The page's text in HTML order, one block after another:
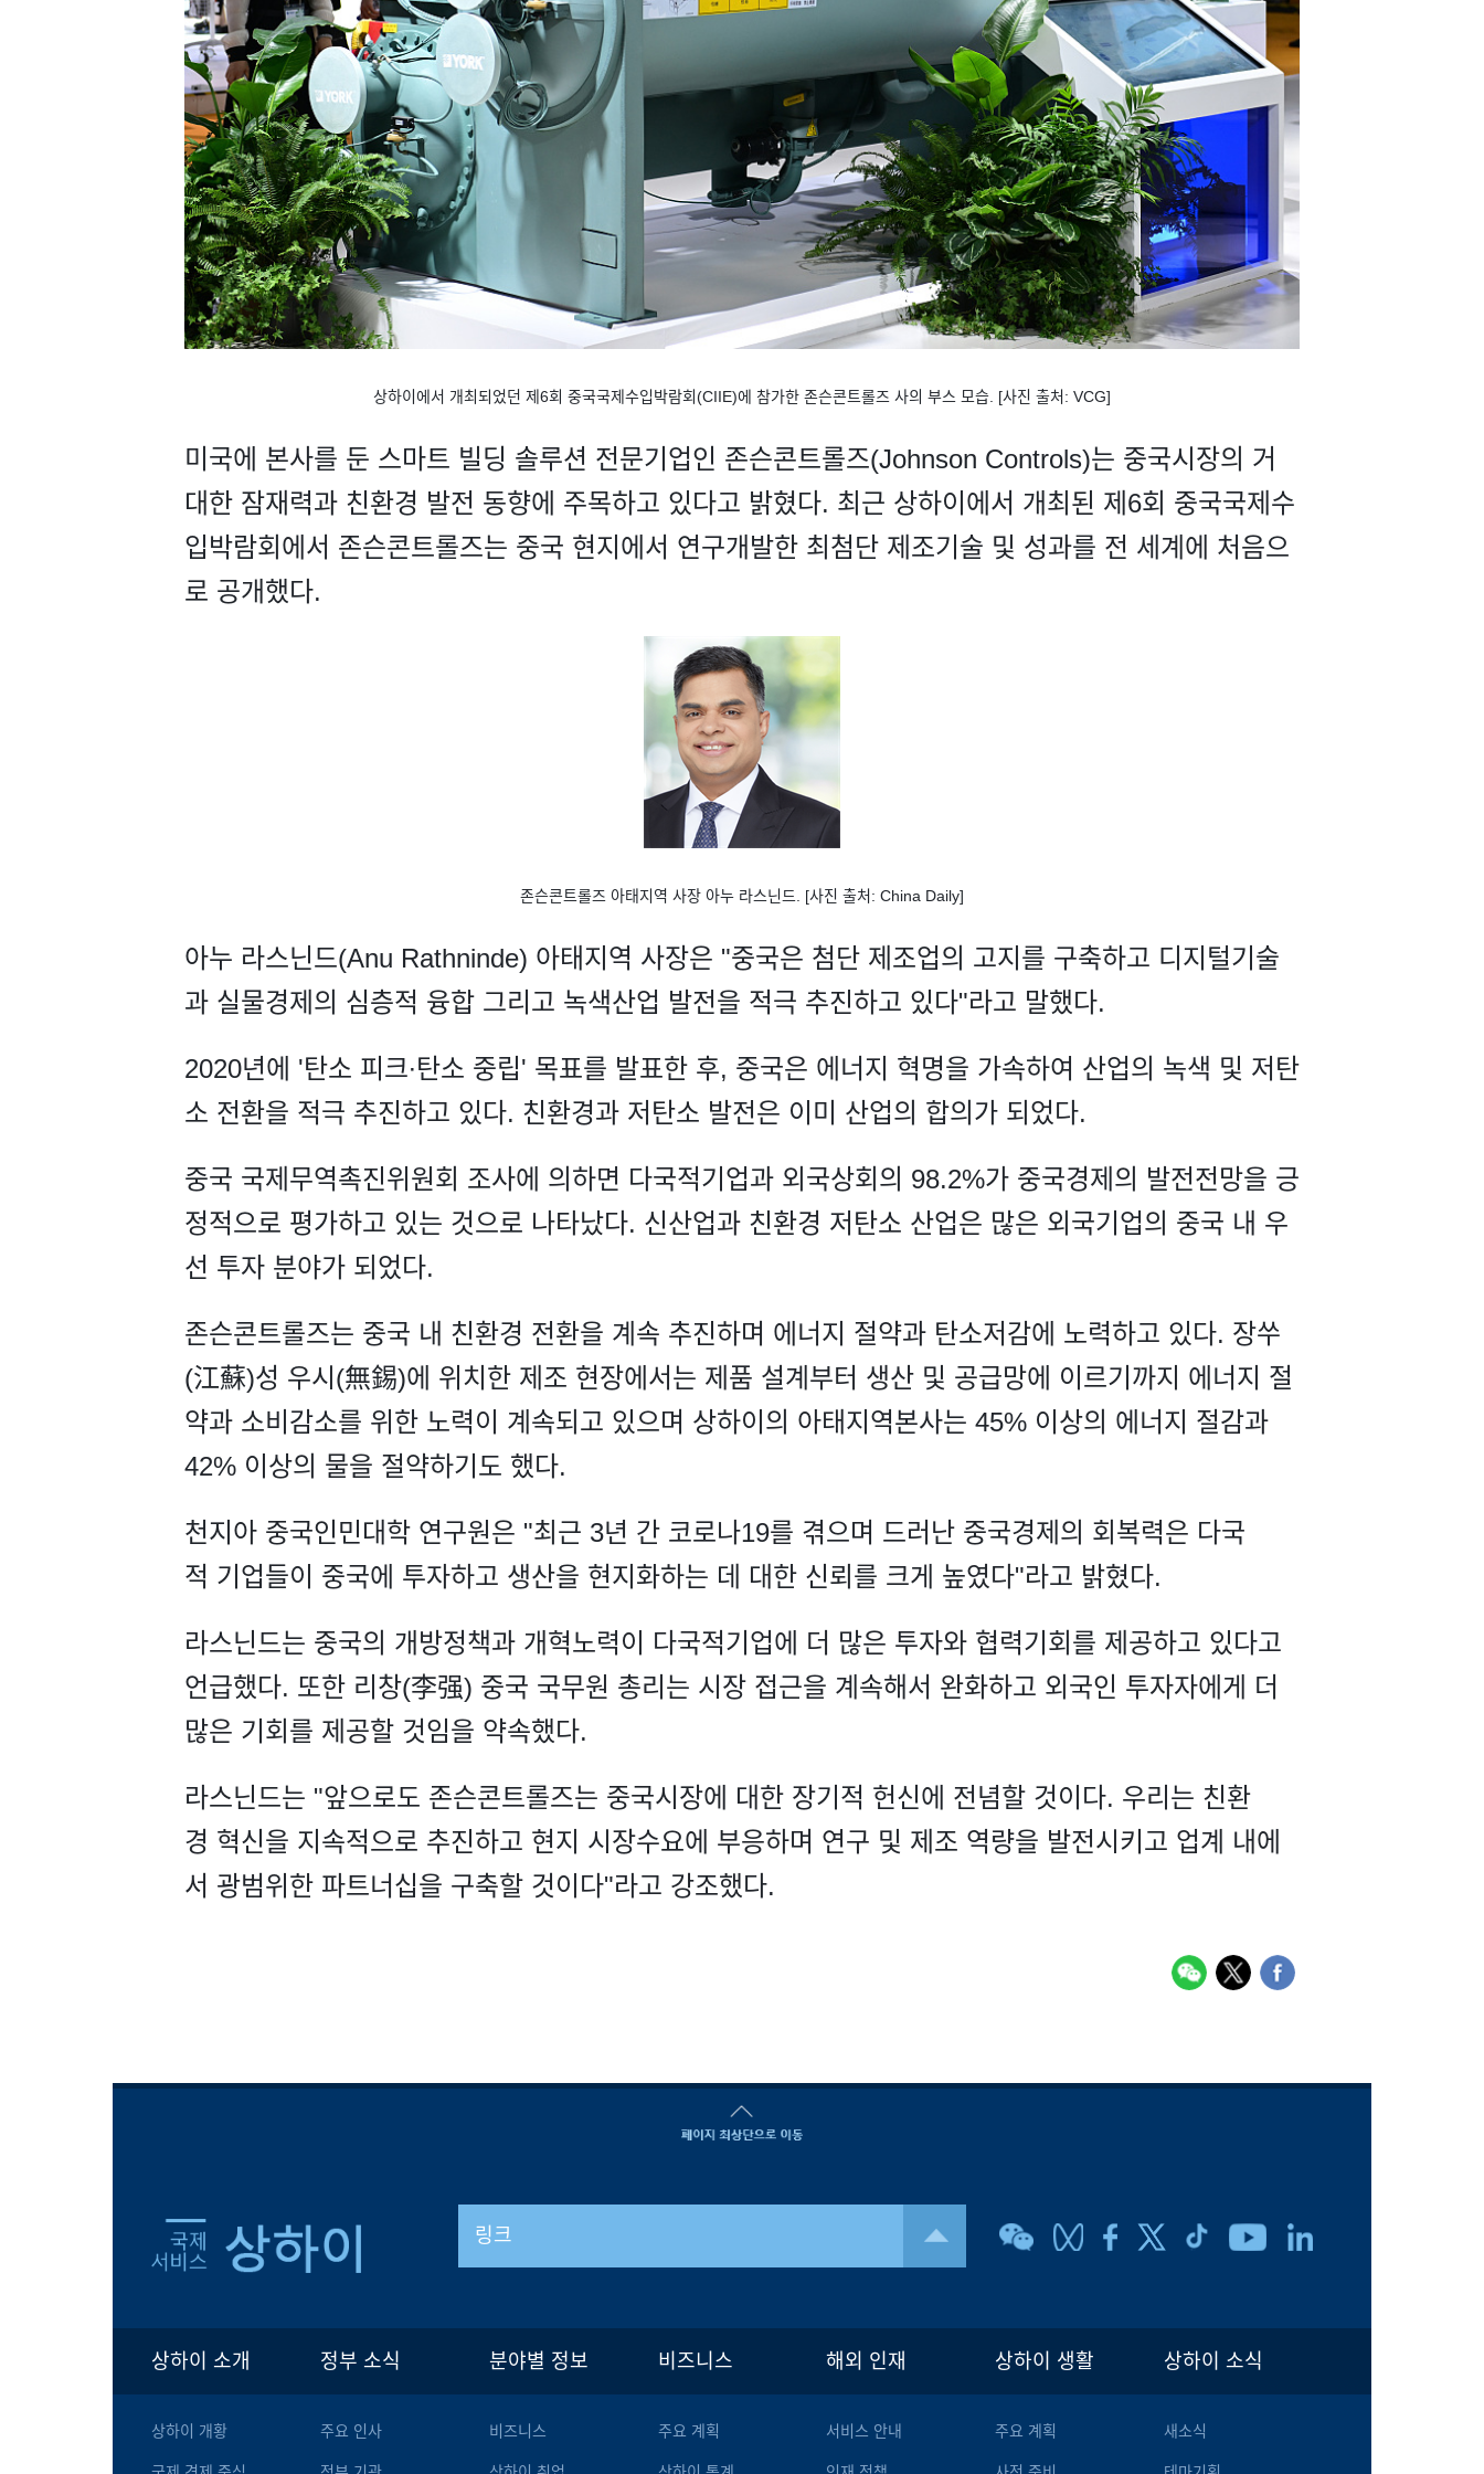
상하이에서 개최되었던 제6회 중국국제수입박람회(CIIE)에 참가한 존슨콘트롤즈 사의 부스 모습. [사진 출처: VCG]
미국에 본사를 둔 스마트 빌딩 솔루션 전문기업인 존슨콘트롤즈(Johnson Controls)는 중국시장의 거
대한 잠재력과 친환경 발전 동향에 주목하고 있다고 밝혔다. 최근 상하이에서 개최된 제6회 중국국제수
입박람회에서 존슨콘트롤즈는 중국 현지에서 연구개발한 최첨단 제조기술 및 성과를 전 세계에 처음으
로 공개했다.
존슨콘트롤즈 아태지역 사장 아누 라스닌드. [사진 출처: China Daily]
아누 라스닌드(Anu Rathninde) 아태지역 사장은 "중국은 첨단 제조업의 고지를 구축하고 디지털기술
과 실물경제의 심층적 융합 그리고 녹색산업 발전을 적극 추진하고 있다"라고 말했다.
2020년에 '탄소 피크∙탄소 중립' 목표를 발표한 후, 중국은 에너지 혁명을 가속하여 산업의 녹색 및 저탄
소 전환을 적극 추진하고 있다. 친환경과 저탄소 발전은 이미 산업의 합의가 되었다.
중국 국제무역촉진위원회 조사에 의하면 다국적기업과 외국상회의 98.2%가 중국경제의 발전전망을 긍
정적으로 평가하고 있는 것으로 나타났다. 신산업과 친환경 저탄소 산업은 많은 외국기업의 중국 내 우
선 투자 분야가 되었다.
존슨콘트롤즈는 중국 내 친환경 전환을 계속 추진하며 에너지 절약과 탄소저감에 노력하고 있다. 장쑤
(江蘇)성 우시(無錫)에 위치한 제조 현장에서는 제품 설계부터 생산 및 공급망에 이르기까지 에너지 절
약과 소비감소를 위한 노력이 계속되고 있으며 상하이의 아태지역본사는 45% 이상의 에너지 절감과
42% 이상의 물을 절약하기도 했다.
천지아 중국인민대학 연구원은 "최근 3년 간 코로나19를 겪으며 드러난 중국경제의 회복력은 다국
적 기업들이 중국에 투자하고 생산을 현지화하는 데 대한 신뢰를 크게 높였다"라고 밝혔다.
라스닌드는 중국의 개방정책과 개혁노력이 다국적기업에 더 많은 투자와 협력기회를 제공하고 있다고
언급했다. 또한 리창(李强) 중국 국무원 총리는 시장 접근을 계속해서 완화하고 외국인 투자자에게 더
많은 기회를 제공할 것임을 약속했다.
라스닌드는 "앞으로도 존슨콘트롤즈는 중국시장에 대한 장기적 헌신에 전념할 것이다. 우리는 친환
경 혁신을 지속적으로 추진하고 현지 시장수요에 부응하며 연구 및 제조 역량을 발전시키고 업계 내에
서 광범위한 파트너십을 구축할 것이다"라고 강조했다.
링크
상하이 소개
상하이 개황
정부 소식
주요 인사
분야별 정보
비즈니스
비즈니스
주요 계획
해외 인재
서비스 안내
상하이 생활
주요 계획
상하이 소식
새소식